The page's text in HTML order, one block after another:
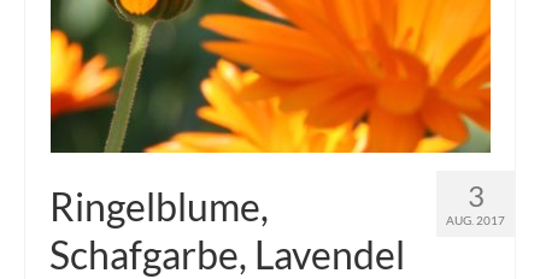
3
AUG. 2017
Ringelblume,
Schafgarbe, Lavendel